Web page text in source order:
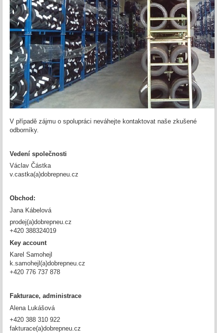
V případě zájmu o spolupráci neváhejte kontaktovat naše zkušené
odborníky.
Vedení společnosti
Václav Částka
v.castka(a)dobrepneu.cz
Obchod:
Jana Kábelová
prodej(a)dobrepneu.cz
+420 388324019
Key account
Karel Samohejl
k.samohejl(a)dobrepneu.cz
+420 776 737 878
Fakturace, administrace
Alena Lukášová
+420 388 310 922
fakturace(a)dobrepneu.cz